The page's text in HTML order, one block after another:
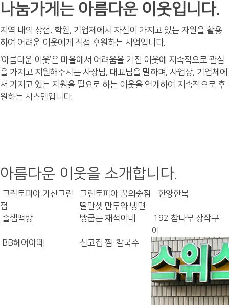
나눔가게는 아름다운 이웃입니다.
지역 내의 상점, 학원, 기업체에서 자신이 가지고 있는 자원을 활용
하여 어려운 이웃에게 직접 후원하는 사업입니다.
‘아름다운 이웃’은 마을에서 어려움을 가진 이웃에 지속적으로 관심
을 가지고 지원해주시는 사장님, 대표님을 말하며, 사업장, 기업체에
서 가지고 있는 자원을 필요로 하는 이웃을 연계하여 지속적으로 후
원하는 시스템입니다.
아름다운 이웃을 소개합니다.
크린토피아 가산그린
점
크린토피아 꿈의숲점
한양한복
딸만셋 만두와 냉면
솔샘떡방
빵굽는 재석이네
192 참나무 장작구
이
BB헤어아떼
신고집 찜·칼국수